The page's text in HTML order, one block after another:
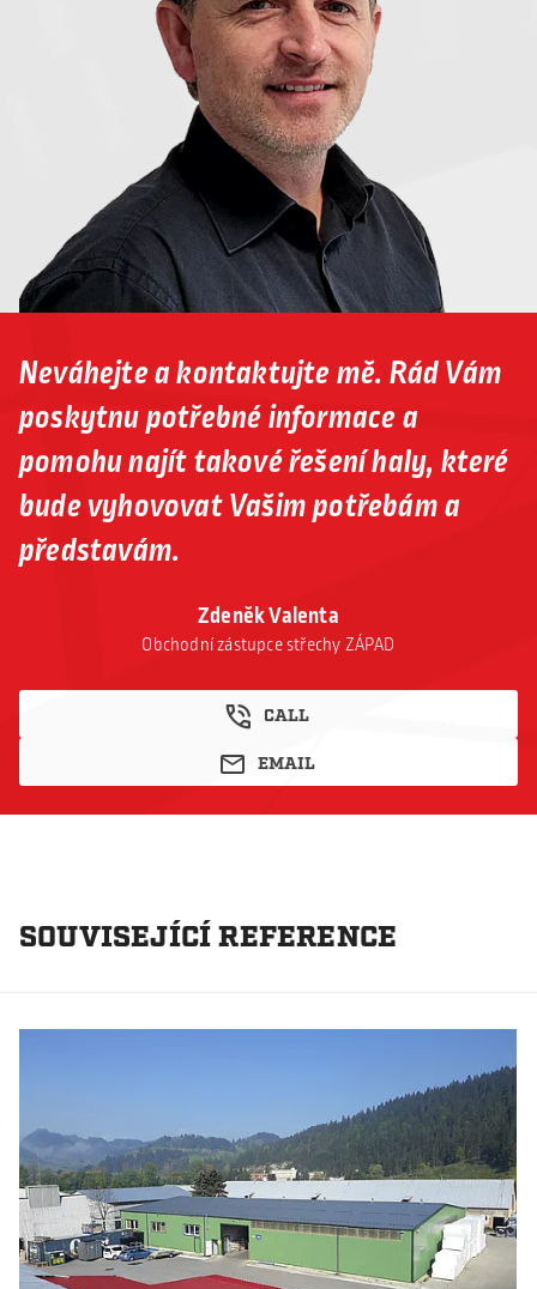
Zdeněk Valenta
Obchodní zástupce střechy ZÁPAD
CALL
EMAIL
Neváhejte a kontaktujte mě. Rád Vám
poskytnu potřebné informace a
pomohu najít takové řešení haly, které
bude vyhovovat Vašim potřebám a
představám.
SOUVISEJÍCÍ REFERENCE